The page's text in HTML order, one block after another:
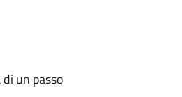
un passo